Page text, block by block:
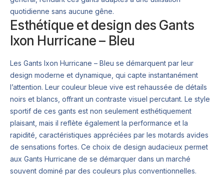
quotidienne sans aucune gêne.
Esthétique et design des Gants
Ixon Hurricane – Bleu
Les Gants Ixon Hurricane – Bleu se démarquent par leur
design moderne et dynamique, qui capte instantanément
l’attention. Leur couleur bleue vive est rehaussée de détails
noirs et blancs, offrant un contraste visuel percutant. Le style
sportif de ces gants est non seulement esthétiquement
plaisant, mais il reflète également la performance et la
rapidité, caractéristiques appréciées par les motards avides
de sensations fortes. Ce choix de design audacieux permet
aux Gants Hurricane de se démarquer dans un marché
souvent dominé par des couleurs plus conventionnelles.